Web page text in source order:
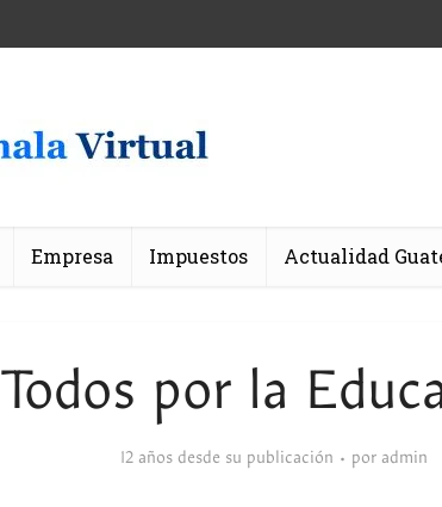
Empresa Impuestos Actualidad
Todos por la
12 años desde su publicación por admin